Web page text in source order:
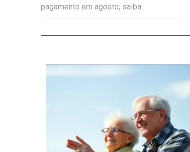
pagamento em agosto; saiba...